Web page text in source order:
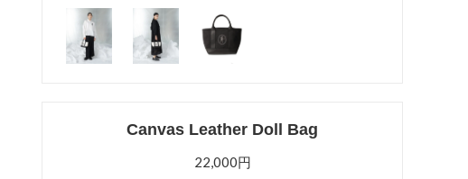
Canvas Leather Doll Bag
22,000円